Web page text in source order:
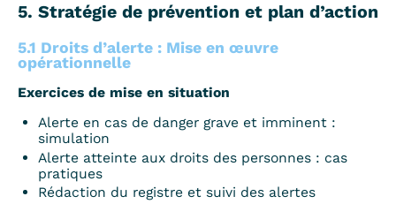
5. Stratégie de prévention et plan d’action
5.1 Droits d’alerte : Mise en œuvre
opérationnelle
Exercices de mise en situation
Alerte en cas de danger grave et imminent :
simulation
Alerte atteinte aux droits des personnes : cas
pratiques
Rédaction du registre et suivi des alertes